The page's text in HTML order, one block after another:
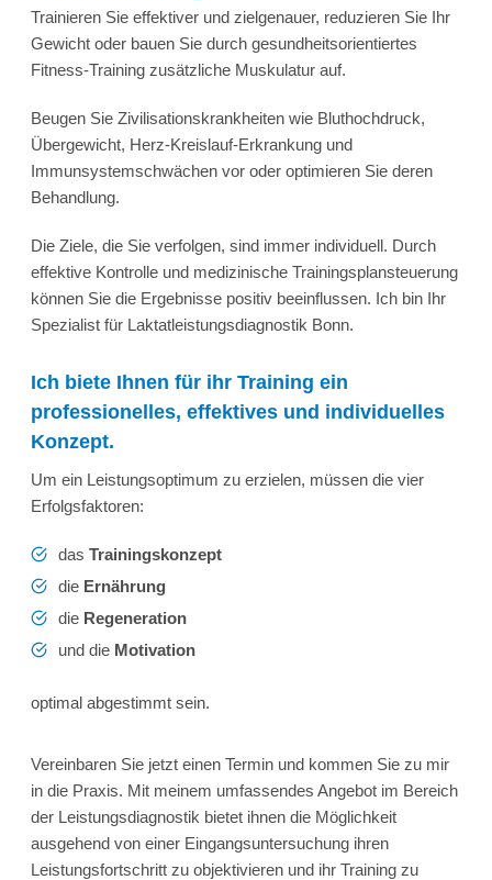
Trainieren Sie effektiver und zielgenauer, reduzieren Sie Ihr
Gewicht oder bauen Sie durch gesundheitsorientiertes
Fitness-Training zusätzliche Muskulatur auf.
Beugen Sie Zivilisationskrankheiten wie Bluthochdruck,
Übergewicht, Herz-Kreislauf-Erkrankung und
Immunsystemschwächen vor oder optimieren Sie deren
Behandlung.
Die Ziele, die Sie verfolgen, sind immer individuell. Durch
effektive Kontrolle und medizinische Trainingsplansteuerung
können Sie die Ergebnisse positiv beeinflussen. Ich bin Ihr
Spezialist für Laktatleistungsdiagnostik Bonn.
Ich biete Ihnen für ihr Training ein
professionelles, effektives und individuelles
Konzept.
Um ein Leistungsoptimum zu erzielen, müssen die vier
Erfolgsfaktoren:
das Trainingskonzept
die Ernährung
die Regeneration
und die Motivation
optimal abgestimmt sein.
Vereinbaren Sie jetzt einen Termin und kommen Sie zu mir
in die Praxis. Mit meinem umfassendes Angebot im Bereich
der Leistungsdiagnostik bietet ihnen die Möglichkeit
ausgehend von einer Eingangsuntersuchung ihren
Leistungsfortschritt zu objektivieren und ihr Training zu